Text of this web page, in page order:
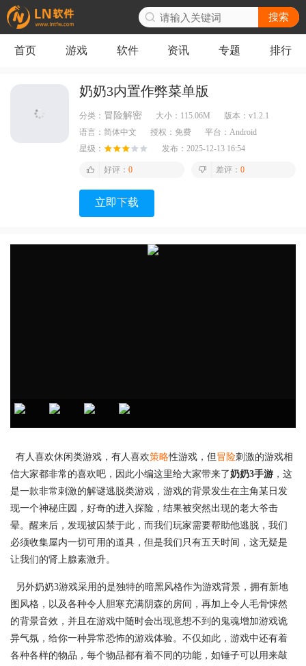
搜索
首页 游戏 软件 资讯 专题 排行
奶奶3内置作弊菜单版
分类： 冒险解密 大小： 115.06M 版本： v1.2.1
语言： 简体中文 授权： 免费 平台： Android
星级：
发布： 2025-12-13 16:54
好评： 0 差评： 0
立即下载
有人喜欢休闲类游戏，有人喜欢策略性游戏，但冒险刺激的游戏相
信大家都非常的喜欢吧，因此小编这里给大家带来了奶奶3手游 ，这
是一款非常刺激的解谜逃脱类游戏，游戏的背景发生在主角某日发
现一个神秘庄园，好奇的进入探险，结果被突然出现的老大爷击
晕。醒来后，发现被囚禁于此，而我们玩家需要帮助他逃脱，我们
必须收集屋内一切可用的道具，但是我们只有五天时间，这无疑是
让我们的肾上腺素激升。
另外奶奶3游戏采用的是独特的暗黑风格作为游戏背景，拥有新地
图风格，以及各种令人胆寒充满阴森的房间，再加上令人毛骨悚然
的背景音效，并且在游戏中随时会出现意想不到的鬼魂增加游戏诡
异气氛，给你一种异常恐怖的游戏体验。不仅如此，游戏中还有着
各种各样的物品，每个物品都有着不同的功能，如锤子可以用来敲